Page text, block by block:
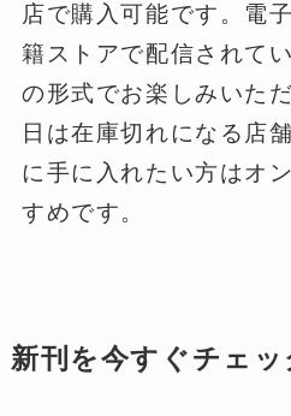
店で購入可能です。電
籍ストアで配信されて
の形式でお楽しみいた
日は在庫切れになる店
に手に入れたい方はオ
すめです。
新刊を今すぐチェッ